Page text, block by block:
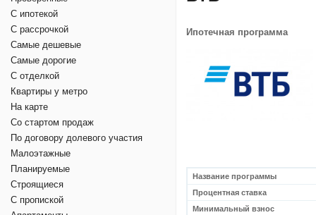
Ипотечная программа
Название программы
Процентная ставка
Минимальный взнос
С ипотекой
С рассрочкой
Самые дешевые
Самые дорогие
С отделкой
Квартиры у метро
На карте
Со стартом продаж
По договору долевого участия
Малоэтажные
Планируемые
Строящиеся
С пропиской